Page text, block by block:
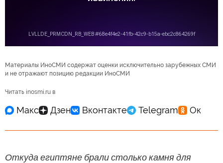
Материалы ИноСМИ содержат оценки исключительно зарубежных СМИ
и не отражают позицию редакции ИноСМИ
Читать inosmi.ru в
Откуда египтяне брали столько камня для